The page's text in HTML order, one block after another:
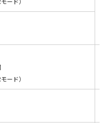
画像(JPG)
。
※BGM
のDVDに保存
ページまで
ルバム1冊
す。
無料
ード）